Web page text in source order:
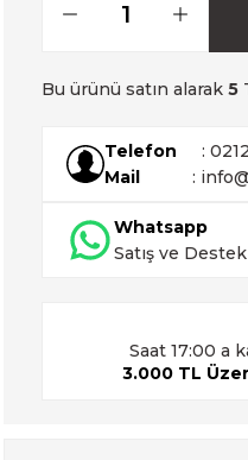
Bu ürünü satın alarak 5
Telefon
:
Mail
:
Whatsapp
Satış ve
Saat 17:00 a
3.000 TL